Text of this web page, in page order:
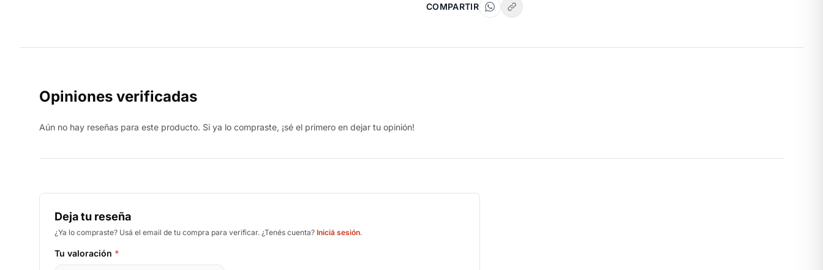
COMPARTIR
Opiniones verificadas
Aún no hay reseñas para este producto. Si ya lo compraste, ¡sé el primero en dejar tu opinión!
Deja tu reseña
¿Ya lo compraste? Usá el email de tu compra para verificar. ¿Tenés cuenta? Iniciá sesión.
Tu valoración *